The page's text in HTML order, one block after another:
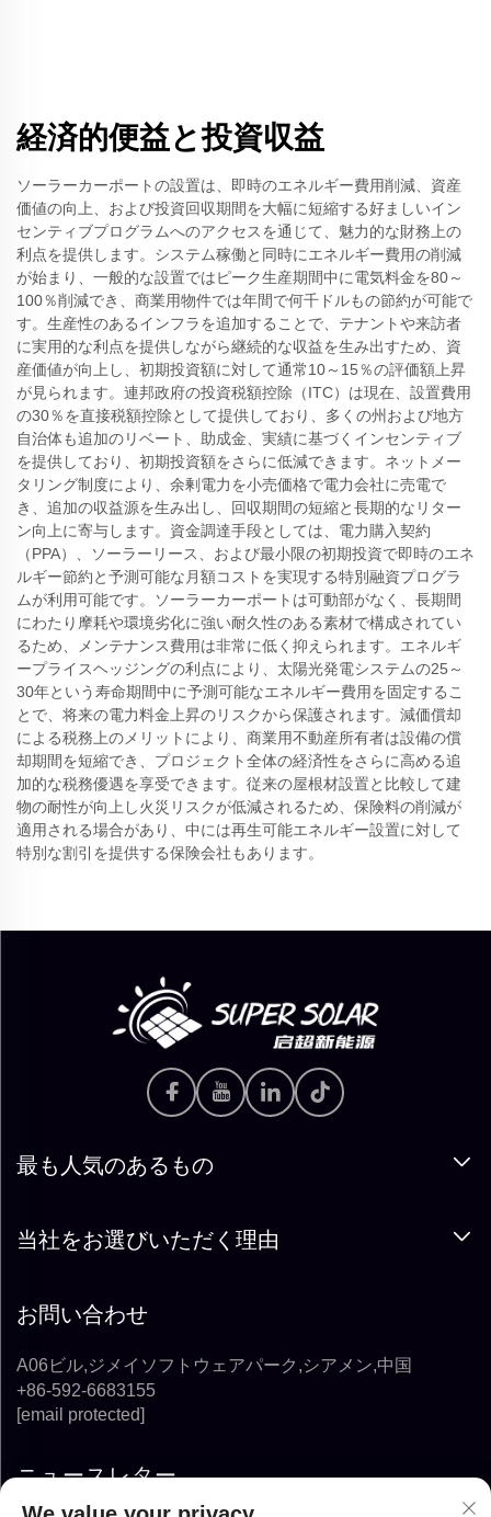
経済的便益と投資収益
ソーラーカーポートの設置は、即時のエネルギー費用削減、資産
価値の向上、および投資回収期間を大幅に短縮する好ましいイン
センティブプログラムへのアクセスを通じて、魅力的な財務上の
利点を提供します。システム稼働と同時にエネルギー費用の削減
が始まり、一般的な設置ではピーク生産期間中に電気料金を80～
100％削減でき、商業用物件では年間で何千ドルもの節約が可能で
す。生産性のあるインフラを追加することで、テナントや来訪者
に実用的な利点を提供しながら継続的な収益を生み出すため、資
産価値が向上し、初期投資額に対して通常10～15％の評価額上昇
が見られます。連邦政府の投資税額控除（ITC）は現在、設置費用
の30％を直接税額控除として提供しており、多くの州および地方
自治体も追加のリベート、助成金、実績に基づくインセンティブ
を提供しており、初期投資額をさらに低減できます。ネットメー
タリング制度により、余剰電力を小売価格で電力会社に売電で
き、追加の収益源を生み出し、回収期間の短縮と長期的なリター
ン向上に寄与します。資金調達手段としては、電力購入契約
（PPA）、ソーラーリース、および最小限の初期投資で即時のエネ
ルギー節約と予測可能な月額コストを実現する特別融資プログラ
ムが利用可能です。ソーラーカーポートは可動部がなく、長期間
にわたり摩耗や環境劣化に強い耐久性のある素材で構成されてい
るため、メンテナンス費用は非常に低く抑えられます。エネルギ
ープライスヘッジングの利点により、太陽光発電システムの25～
30年という寿命期間中に予測可能なエネルギー費用を固定するこ
とで、将来の電力料金上昇のリスクから保護されます。減価償却
による税務上のメリットにより、商業用不動産所有者は設備の償
却期間を短縮でき、プロジェクト全体の経済性をさらに高める追
加的な税務優遇を享受できます。従来の屋根材設置と比較して建
物の耐性が向上し火災リスクが低減されるため、保険料の削減が
適用される場合があり、中には再生可能エネルギー設置に対して
特別な割引を提供する保険会社もあります。
最も人気のあるもの
当社をお選びいただく理由
お問い合わせ
A06ビル,ジメイソフトウェアパーク,シアメン,中国
+86-592-6683155
[email protected]
ニュースレター